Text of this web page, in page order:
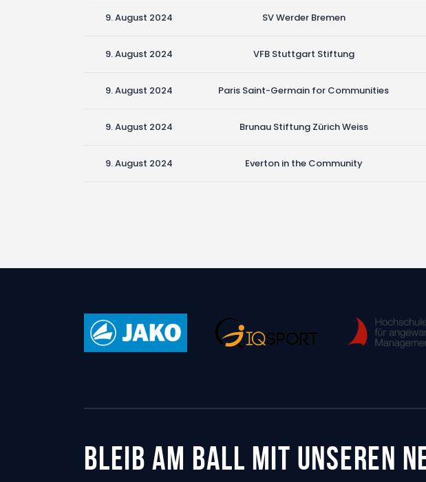
9. August 2024 SV Werder Bremen
9. August 2024 VFB Stuttgart Stiftung
9. August 2024 Paris Saint-Germain for Communities
9. August 2024 Brunau Stiftung Zürich Weiss
9. August 2024 Everton in the Community
BLEIB AM BALL MIT UNSEREN